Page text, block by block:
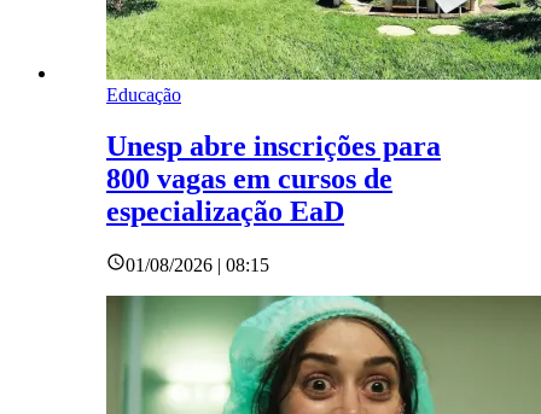
Educação
Unesp abre inscrições para
800 vagas em cursos de
especialização EaD
01/08/2026 | 08:15